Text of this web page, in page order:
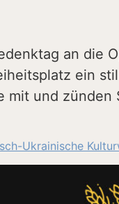
an die
ein
mit und
Ukrainische